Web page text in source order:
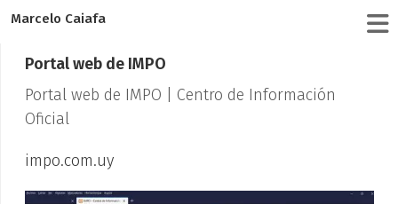
Marcelo Caiafa
Portal web de IMPO
Portal web de IMPO | Centro de Información
Oficial
impo.com.uy